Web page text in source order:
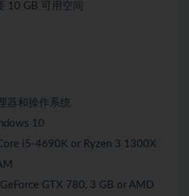
10 GB 可用空间
器和操作系统
10
i5-4690K or Ryzen 3 1300X
GTX 780, 3 GB or AMD